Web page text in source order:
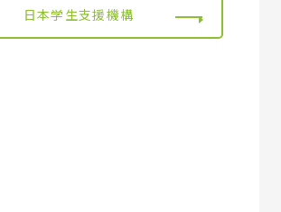
日本学生支援機構